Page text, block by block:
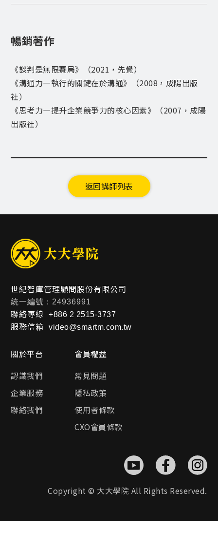
暢銷著作
《談判是無限賽局》（2021，先覺）
《溝通力—執行的關鍵在於溝通》（2008，成陽出版
社）
《思考力—提升企業競爭力的核心因素》（2007，成陽
出版社）
返回講師列表
世紀智庫管理顧問股份有限公司
統一編號：24936991
聯絡專線 +886 2 2515-3737
服務信箱 video@smartm.com.tw
關於平台
認識我們
企業服務
聯絡我們
會員權益
常見問題
隱私政策
使用者條款
CXO會員條款
Copyright © 大大學院 All Rights Reserved.